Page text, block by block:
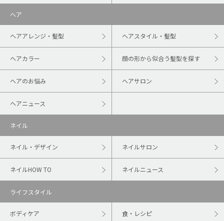
ヘア
ヘアアレンジ・髪型 ヘアスタイル・髪型
ヘアカラー 顔の形から似合う髪型を探す
ヘアのお悩み ヘアサロン
ヘアニュース
ネイル
ネイル・デザイン ネイルサロン
ネイルHOW TO ネイルニュース
ライフスタイル
ボディケア 食・レシピ